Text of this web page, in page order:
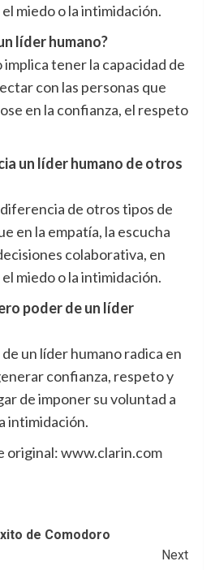
miedo o la intimidación.
líder humano?
implica tener la capacidad de
con las personas que
en la confianza, el respeto
un líder humano de otros
de otros tipos de
en la empatía, la escucha
colaborativa, en
miedo o la intimidación.
poder de un líder
un líder humano radica en
confianza, respeto y
de imponer su voluntad a
intimidación.
original: www.clarin.com
de Comodoro
Next